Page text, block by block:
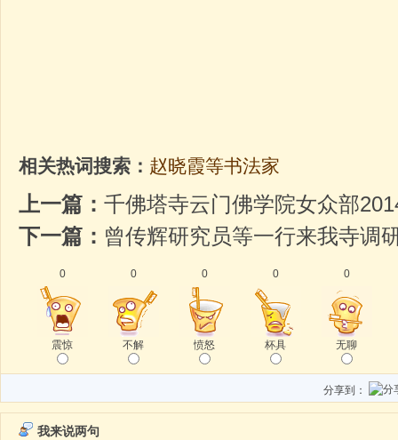
相关热词搜索： 赵晓霞等书法家
上一篇： 千佛塔寺云门佛学院女众部
下一篇： 曾传辉研究员等一行来我寺调
0
震惊
0
不解
0
愤怒
0
杯具
0
无聊
分享到：